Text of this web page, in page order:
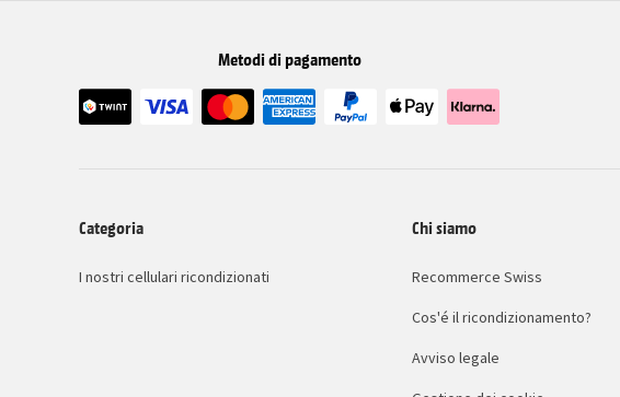
Metodi di pagamento
Categoria
I nostri cellulari ricondizionati
Chi siamo
Recommerce Swiss
Cos'é il ricondizionamento?
Avviso legale